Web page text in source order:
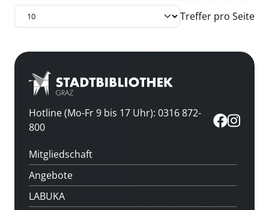
Treffer pro Seite
Hotline (Mo-Fr 9 bis 17 Uhr): 0316 872-
800
Mitgliedschaft
Angebote
LABUKA